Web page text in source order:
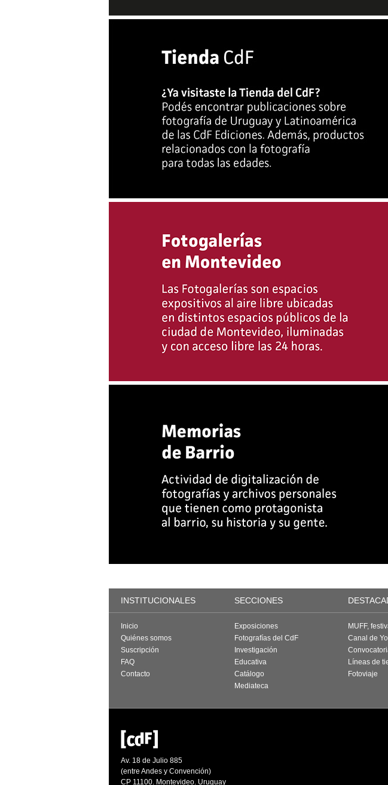
INSTITUCIONALES SECCIONES
Inicio
Quiénes somos
Suscripción
FAQ
Contacto
Exposiciones
Fotografías del CdF
Investigación
Educativa
Catálogo
Mediateca
MUFF,
Canal de
Líneas de
Fotoviaje
Av. 18 de Julio 885
(entre Andes y Convención)
CP 11100. Montevideo. Uruguay